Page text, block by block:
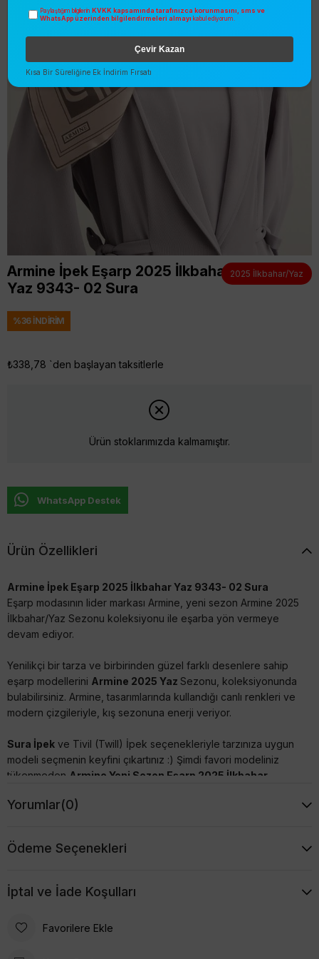
Armine İpek Eşarp 2025 İlkbahar
Yaz 9343- 02 Sura
2025 İlkbahar/Yaz
%36İNDIRIM
₺338,78 `den başlayan taksitlerle
Ürün stoklarımızda kalmamıştır.
WhatsApp Destek
Ürün Özellikleri
Armine İpek Eşarp 2025 İlkbahar Yaz 9343- 02 Sura
Eşarp modasının lider markası Armine, yeni sezon Armine 2025
İlkbahar/Yaz Sezonu koleksiyonu ile eşarba yön vermeye
devam ediyor.
Yenilikçi bir tarza ve birbirinden güzel farklı desenlere sahip
eşarp modellerini Armine 2025 Yaz Sezonu, koleksiyonunda
bulabilirsiniz. Armine, tasarımlarında kullandığı canlı renkleri ve
modern çizgileriyle, kış sezonuna enerji veriyor.
Sura İpek ve Tivil (Twill) İpek seçenekleriyle tarzınıza uygun
modeli seçmenin keyfini çıkartınız :) Şimdi favori modeliniz
tükenmeden Armine Yeni Sezon Eşarp 2025 İlkbahar
Kumaş Kalınlığı: 14 mm
Armine İpek Eşarpların Özellikleri
- %100 İpek'dir,
görünümlü, yumuşak ipektir. Dökümlü durur.
Yorumlar(0)
Ödeme Seçenekleri
İptal ve İade Koşulları
Favorilere Ekle
Paylaştığım bilgilerin KVKK kapsamında tarafınızca korunmasını, sms ve
WhatsApp üzerinden bilgilendirmeleri almayı kabul ediyorum.
Çevir Kazan
Kısa Bir Süreliğine Ek İndirim Fırsatı